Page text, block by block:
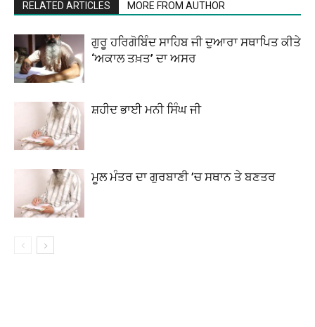
RELATED ARTICLES MORE FROM AUTHOR
ਗੁਰੂ ਹਰਿਗੋਬਿੰਦ ਸਾਹਿਬ ਜੀ ਦੁਆਰਾ ਸਥਾਪਿਤ ਕੀਤੇ
‘ਅਕਾਲ ਤਖ਼ਤ’ ਦਾ ਅਸਰ
ਸ਼ਹੀਦ ਭਾਈ ਮਨੀ ਸਿੰਘ ਜੀ
ਮੂਲ ਮੰਤਰ ਦਾ ਗੁਰਬਾਣੀ ’ਚ ਸਥਾਨ ਤੇ ਬਣਤਰ